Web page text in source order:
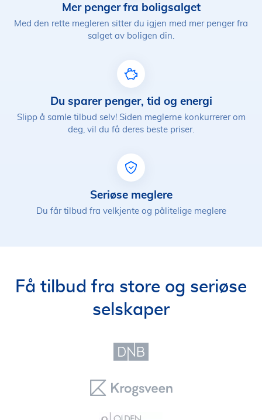
Mer penger fra boligsalget
Med den rette megleren sitter du igjen med mer penger fra
salget av boligen din.
Du sparer penger, tid og energi
Slipp å samle tilbud selv! Siden meglerne konkurrerer om
deg, vil du få deres beste priser.
Seriøse meglere
Du får tilbud fra velkjente og pålitelige meglere
Få tilbud fra store og seriøse
selskaper